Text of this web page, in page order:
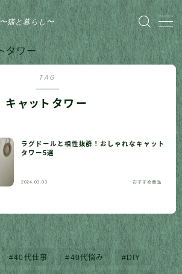
猫と暮らし〜
タワー
TAG
キャットタワー
ラグドールと相性抜群！おしゃれなキャット
タワー5選
2024.03.03 おすすめ商品
40代仕事 40代悩み DIY